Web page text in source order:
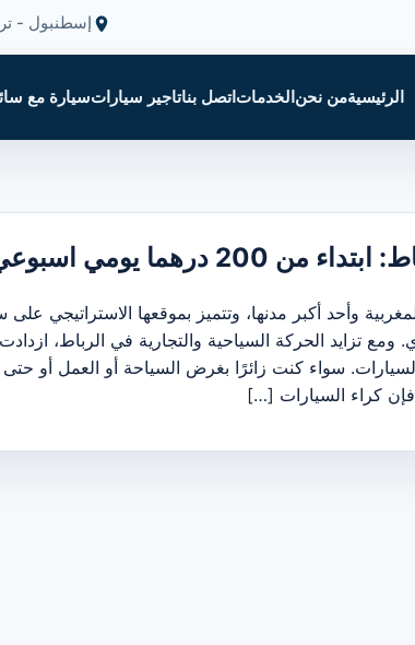
إسطنبول -
الرئيسيةمن نحن الخدمات اتصل بناتاجير سياراتسيارة مع
يومي اسبوعي شهري
وأحد أكبر مدنها، وتتميز بموقعها الاستراتيجي
ومع تزايد الحركة السياحية والتجارية في الرباط،
سواء كنت زائرًا بغرض السياحة أو العمل أو حتى
كراء السيارات […]